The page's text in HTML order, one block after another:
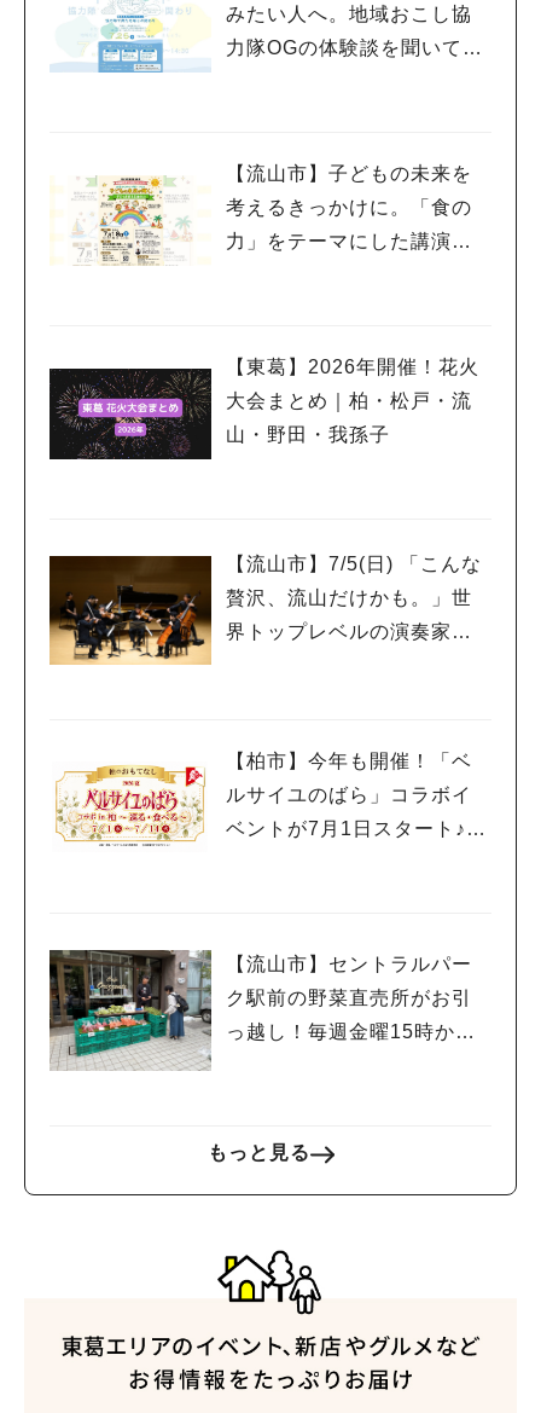
みたい人へ。地域おこし協
力隊OGの体験談を聞いてみ
【流山市】子どもの未来を
考えるきっかけに。「食の
力」をテーマにした講演会
【東葛】2026年開催！花火
大会まとめ｜柏・松戸・流
山・野田・我孫子
【流山市】7/5(日) 「こんな
贅沢、流山だけかも。」世
界トップレベルの演奏家を
【柏市】今年も開催！「ベ
ルサイユのばら」コラボイ
ベントが7月1日スタート♪柏
【流山市】セントラルパー
ク駅前の野菜直売所がお引
っ越し！毎週金曜15時から
もっと見る
人気のキーワード